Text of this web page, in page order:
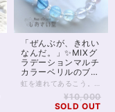
「ぜんぶが、きれい
なんだ。」✨MIXグ
ラデーションマルチ
カラーベリルのブレ
スレット17cm
¥10,000
SOLD OUT